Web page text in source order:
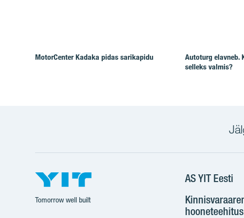
MotorCenter Kadaka pidas sarikapidu
Autoturg elavneb.
selleks valmis?
Tomorrow well built
AS YIT Eesti
hooneteehitus